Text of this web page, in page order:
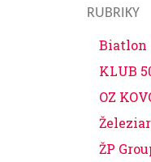
RUBRIKY
Biatlon
KLUB
OZ
ŽP